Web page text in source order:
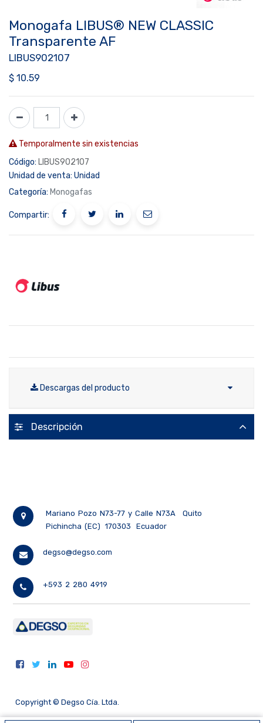
Monogafa LIBUS® NEW CLASSIC
Transparente AF
LIBUS902107
$ 10.59
Temporalmente sin existencias
Código: LIBUS902107
Unidad de venta: Unidad
Categoría: Monogafas
Compartir:
Descargas del producto
Descripción
Mariano Pozo N73-77 y Calle N73A
Quito
Pichincha (EC)
170303 Ecuador
degso@degso.com
+593 2 280 4919
Copyright © Degso Cía. Ltda.